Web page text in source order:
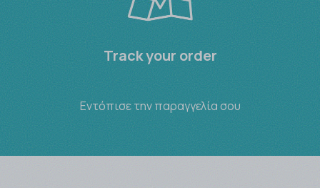
Track your order
Εντόπισε την παραγγελία σου